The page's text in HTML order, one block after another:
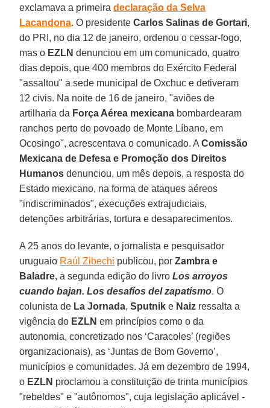
exclamava a primeiradeclaração da Selva
Lacandona. O presidenteCarlos Salinas de Gortari,
do PRI, no dia 12 de janeiro, ordenou o cessar-fogo,
mas o EZLN denunciou em um comunicado, quatro
dias depois, que 400 membros do Exército Federal
"assaltou" a sede municipal de Oxchuc e detiveram
12 civis. Na noite de 16 de janeiro, "aviões de
artilharia da Força Aérea mexicana bombardearam
ranchos perto do povoado de Monte Líbano, em
Ocosingo", acrescentava o comunicado. AComissão
Mexicana de Defesa e Promoção dos Direitos
Humanos denunciou, um mês depois, a resposta do
Estado mexicano, na forma de ataques aéreos
"indiscriminados", execuções extrajudiciais,
detenções arbitrárias, tortura e desaparecimentos.
A 25 anos do levante, o jornalista e pesquisador
uruguaio Raúl Zibechi publicou, porZambra e
Baladre, a segunda edição do livroLos arroyos
cuando bajan. Los desafíos del zapatismo. O
colunista de La Jornada,Sputnik e Naiz ressalta a
vigência do EZLN em princípios como o da
autonomia, concretizado nos ‘Caracoles’ (regiões
organizacionais), as ‘Juntas de Bom Governo’,
municípios e comunidades. Já em dezembro de 1994,
o EZLN proclamou a constituição de trinta municípios
"rebeldes" e "autônomos", cuja legislação aplicável -